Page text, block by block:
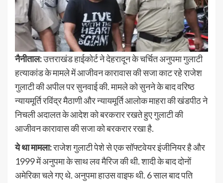
नैनीताल:उत्तराखंड हाईकोर्ट ने देहरादून के चर्चित अनुपमा गुलाटी
हत्याकांड के मामले में आजीवन कारावास की सजा काट रहे राजेश
गुलाटी की अपील पर सुनवाई की. मामले को सुनने के बाद वरिष्ठ
न्यायमूर्ति रविंद्र मैठाणी और न्यायमूर्ति आलोक माहरा की खंडपीठ ने
निचली अदालत के आदेश को बरकरार रखते हुए गुलाटी की
आजीवन कारावास की सजा को बरकरार रखा है.
ये था मामला:राजेश गुलाटी पेशे से एक सॉफ्टवेयर इंजीनियर है और
1999 में अनुपमा के साथ लव मैरिज की थी. शादी के बाद दोनों
अमेरिका चले गए थे. अनुपमा हाउस वाइफ थी. 6 साल बाद पति